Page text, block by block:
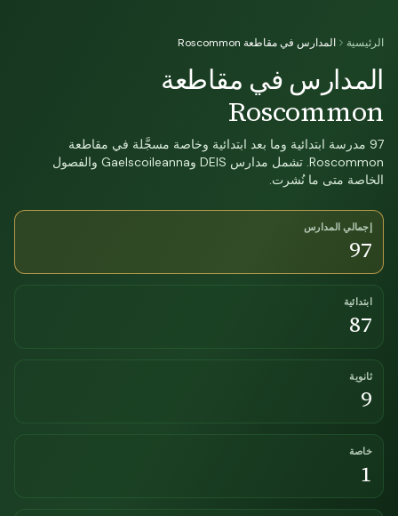
الرئيسية المدارس في مقاطعة Roscommon
المدارس في مقاطعة
Roscommon
97 مدرسة ابتدائية وما بعد ابتدائية وخاصة مسجَّلة في مقاطعة
Roscommon. تشمل مدارس DEIS وGaelscoileanna والفصول
الخاصة متى ما نُشرت.
إجمالي المدارس
97
ابتدائية
87
ثانوية
9
خاصة
1